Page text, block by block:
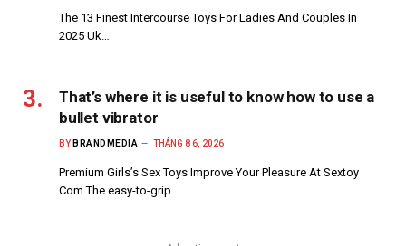
The 13 Finest Intercourse Toys For Ladies And Couples In
2025 Uk…
That’s where it is useful to know how to use a
bullet vibrator
BY BRANDMEDIA THÁNG 8 6, 2026
Premium Girls’s Sex Toys Improve Your Pleasure At Sextoy
Com The easy-to-grip…